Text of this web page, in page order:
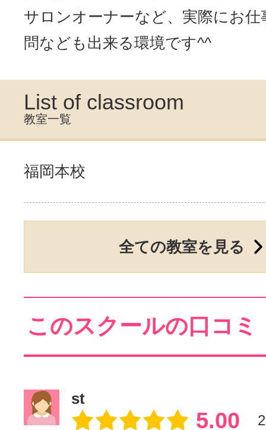
サロンオーナーなど、実際にお仕
問なども出来る環境です^^
List of classroom
教室一覧
福岡本校
全ての教室を見る
このスクールの口コミ
st
5.00